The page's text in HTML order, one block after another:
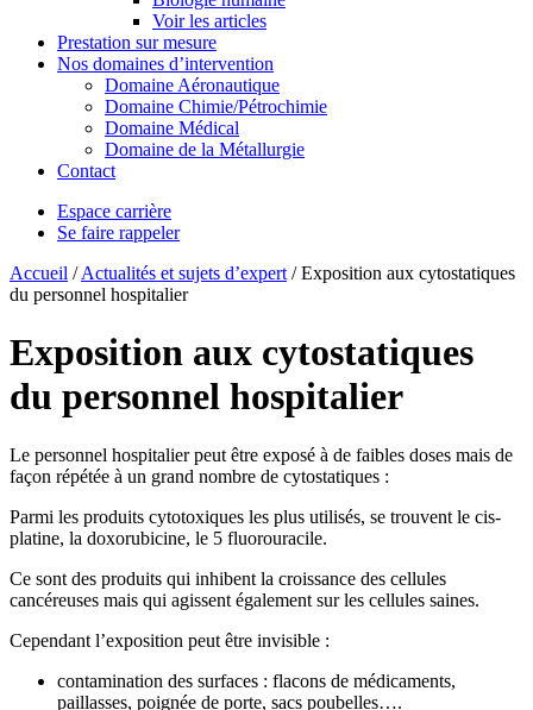
Voir les articles
Prestation sur mesure
Nos domaines d’intervention
Domaine Aéronautique
Domaine Chimie/Pétrochimie
Domaine Médical
Domaine de la Métallurgie
Contact
Espace carrière
Se faire rappeler
Accueil /Actualités et sujets d’expert /Exposition aux cytostatiques
du personnel hospitalier
Exposition aux cytostatiques
du personnel hospitalier
Le personnel hospitalier peut être exposé à de faibles doses mais de
façon répétée à un grand nombre de cytostatiques :
Parmi les produits cytotoxiques les plus utilisés, se trouvent le cis-
platine, la doxorubicine, le 5 fluorouracile.
Ce sont des produits qui inhibent la croissance des cellules
cancéreuses mais qui agissent également sur les cellules saines.
Cependant l’exposition peut être invisible :
contamination des surfaces : flacons de médicaments,
paillasses, poignée de porte, sacs poubelles….